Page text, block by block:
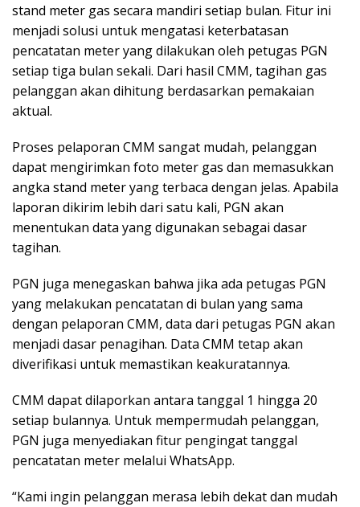
stand meter gas secara mandiri setiap bulan. Fitur ini
menjadi solusi untuk mengatasi keterbatasan
pencatatan meter yang dilakukan oleh petugas PGN
setiap tiga bulan sekali. Dari hasil CMM, tagihan gas
pelanggan akan dihitung berdasarkan pemakaian
aktual.
Proses pelaporan CMM sangat mudah, pelanggan
dapat mengirimkan foto meter gas dan memasukkan
angka stand meter yang terbaca dengan jelas. Apabila
laporan dikirim lebih dari satu kali, PGN akan
menentukan data yang digunakan sebagai dasar
tagihan.
PGN juga menegaskan bahwa jika ada petugas PGN
yang melakukan pencatatan di bulan yang sama
dengan pelaporan CMM, data dari petugas PGN akan
menjadi dasar penagihan. Data CMM tetap akan
diverifikasi untuk memastikan keakuratannya.
CMM dapat dilaporkan antara tanggal 1 hingga 20
setiap bulannya. Untuk mempermudah pelanggan,
PGN juga menyediakan fitur pengingat tanggal
pencatatan meter melalui WhatsApp.
“Kami ingin pelanggan merasa lebih dekat dan mudah